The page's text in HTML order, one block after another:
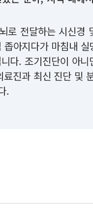
로 전달하는 시신경
아지다가 마침내
다. 조기진단이 아
진과 최신 진단 및
.